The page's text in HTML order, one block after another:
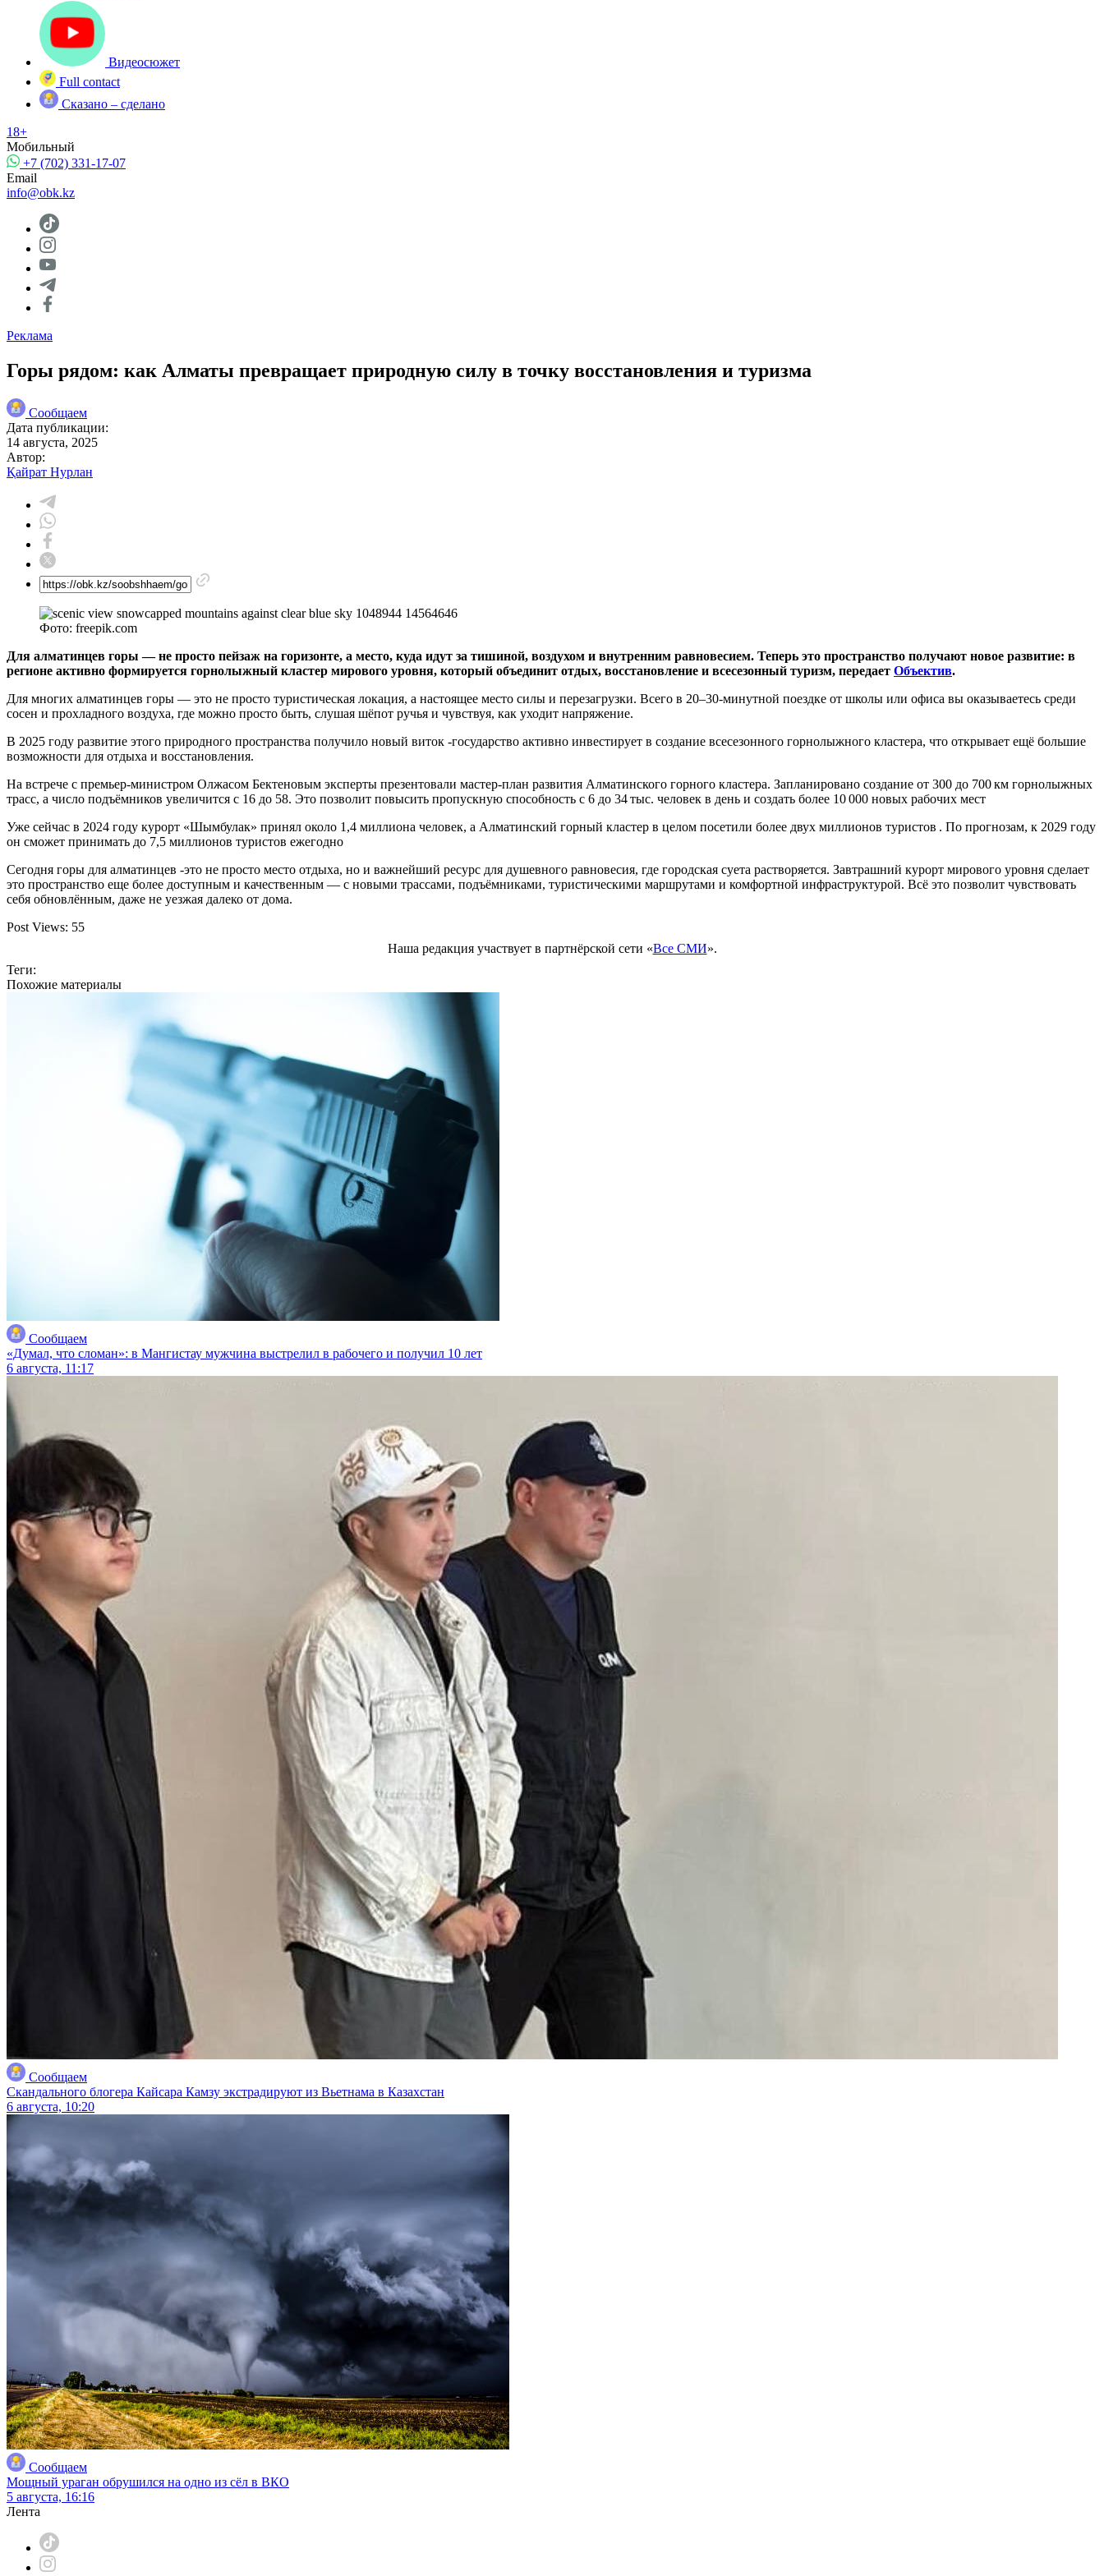
Видеосюжет
Full contact
Сказано – сделано
18+
Мобильный
+7 (702) 331-17-07
Email
info@obk.kz
Реклама
Горы рядом: как Алматы превращает природную силу в точку восстановления и туризма
Сообщаем
Дата публикации:
14 августа, 2025
Автор:
Қайрат Нурлан
Фото: freepik.com
Для алматинцев горы — не просто пейзаж на горизонте, а место, куда идут за тишиной, воздухом и внутренним равновесием. Теперь это пространство получают новое развитие: в
регионе активно формируется горнолыжный кластер мирового уровня, который объединит отдых, восстановление и всесезонный туризм, передает Объектив.
Для многих алматинцев горы — это не просто туристическая локация, а настоящее место силы и перезагрузки. Всего в 20–30‑минутной поездке от школы или офиса вы оказываетесь среди
сосен и прохладного воздуха, где можно просто быть, слушая шёпот ручья и чувствуя, как уходит напряжение.
В 2025 году развитие этого природного пространства получило новый виток -государство активно инвестирует в создание всесезонного горнолыжного кластера, что открывает ещё большие
возможности для отдыха и восстановления.
На встрече с премьер-министром Олжасом Бектеновым эксперты презентовали мастер-план развития Алматинского горного кластера. Запланировано создание от 300 до 700 км горнолыжных
трасс, а число подъёмников увеличится с 16 до 58. Это позволит повысить пропускную способность с 6 до 34 тыс. человек в день и создать более 10 000 новых рабочих мест
Уже сейчас в 2024 году курорт «Шымбулак» принял около 1,4 миллиона человек, а Алматинский горный кластер в целом посетили более двух миллионов туристов . По прогнозам, к 2029 году
он сможет принимать до 7,5 миллионов туристов ежегодно
Сегодня горы для алматинцев -это не просто место отдыха, но и важнейший ресурс для душевного равновесия, где городская суета растворяется. Завтрашний курорт мирового уровня сделает
это пространство еще более доступным и качественным — с новыми трассами, подъёмниками, туристическими маршрутами и комфортной инфраструктурой. Всё это позволит чувствовать
себя обновлённым, даже не уезжая далеко от дома.
Post Views: 55
Наша редакция участвует в партнёрской сети «Все СМИ».
Теги:
Похожие материалы
Сообщаем
«Думал, что сломан»: в Мангистау мужчина выстрелил в рабочего и получил 10 лет
6 августа, 11:17
Сообщаем
Скандального блогера Кайсара Камзу экстрадируют из Вьетнама в Казахстан
6 августа, 10:20
Сообщаем
Мощный ураган обрушился на одно из сёл в ВКО
5 августа, 16:16
Лента